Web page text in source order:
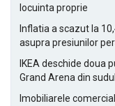
locuinta proprie
Inflatia a scazut la
asupra presiunilor
IKEA deschide doua
Grand Arena din
Imobiliarele